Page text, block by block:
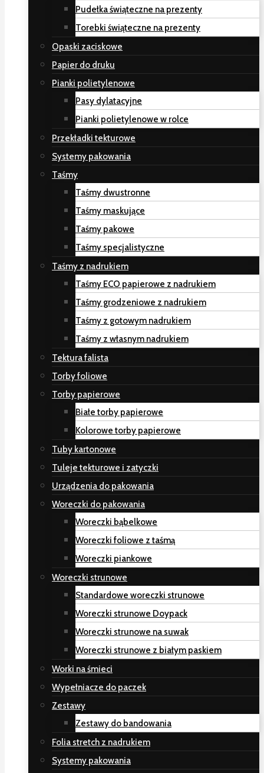
Pudełka świąteczne na prezenty
Torebki świąteczne na prezenty
Opaski zaciskowe
Papier do druku
Pianki polietylenowe
Pasy dylatacyjne
Pianki polietylenowe w rolce
Przekładki tekturowe
Systemy pakowania
Taśmy
Taśmy dwustronne
Taśmy maskujące
Taśmy pakowe
Taśmy specjalistyczne
Taśmy z nadrukiem
Taśmy ECO papierowe z nadrukiem
Taśmy grodzeniowe z nadrukiem
Taśmy z gotowym nadrukiem
Taśmy z własnym nadrukiem
Tektura falista
Torby foliowe
Torby papierowe
Białe torby papierowe
Kolorowe torby papierowe
Tuby kartonowe
Tuleje tekturowe i zatyczki
Urządzenia do pakowania
Woreczki do pakowania
Woreczki bąbelkowe
Woreczki foliowe z taśmą
Woreczki piankowe
Woreczki strunowe
Standardowe woreczki strunowe
Woreczki strunowe Doypack
Woreczki strunowe na suwak
Woreczki strunowe z białym paskiem
Worki na śmieci
Wypełniacze do paczek
Zestawy
Zestawy do bandowania
Folia stretch z nadrukiem
Systemy pakowania